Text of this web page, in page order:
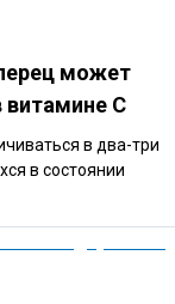
может
витамине C
в два-три
в состоянии